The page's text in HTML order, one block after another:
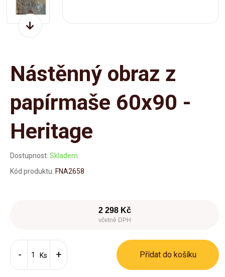
Nástěnný obraz z
papírmaše 60x90 -
Heritage
Dostupnost: Skladem
Kód produktu: FNA2658
2 298 Kč
včetně DPH
Ks Přídat do košíku